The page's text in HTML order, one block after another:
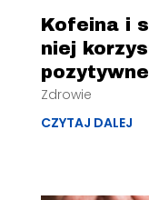
Kofeina i
niej
Zdrowie
CZYTAJ DALEJ